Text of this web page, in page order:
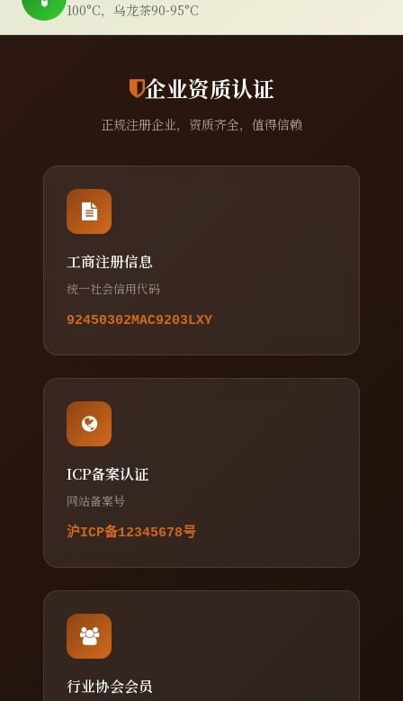
100°C，乌龙茶90-95°C
企业资质认证
正规注册企业，资质齐全，值得信赖
工商注册信息
统一社会信用代码
92450302MAC9203LXY
ICP备案认证
网站备案号
沪ICP备12345678号
行业协会会员